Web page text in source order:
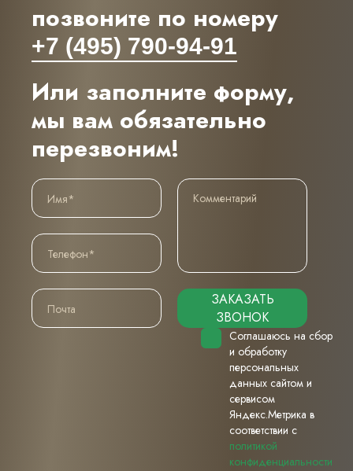
позвоните по номеру
+7 (495) 790-94-91
Или заполните форму,
мы вам обязательно
перезвоним!
ЗАКАЗАТЬ
ЗВОНОК
Соглашаюсь на сбор
и обработку
персональных
данных сайтом и
сервисом
Яндекс.Метрика в
соответствии с
политикой
конфиденциальности